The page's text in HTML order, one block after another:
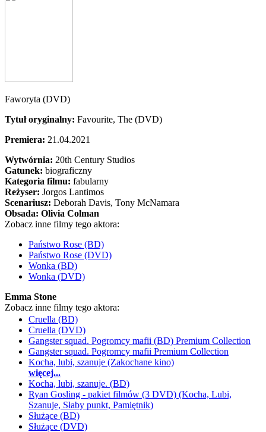
Faworyta (DVD)
Tytuł oryginalny: Favourite, The (DVD)
Premiera: 21.04.2021
Wytwórnia: 20th Century Studios
Gatunek: biograficzny
Kategoria filmu: fabularny
Reżyser: Jorgos Lantimos
Scenariusz: Deborah Davis, Tony McNamara
Obsada: Olivia Colman
Zobacz inne filmy tego aktora:
Państwo Rose (BD)
Państwo Rose (DVD)
Wonka (BD)
Wonka (DVD)
Emma Stone
Zobacz inne filmy tego aktora:
Cruella (BD)
Cruella (DVD)
Gangster squad. Pogromcy mafii (BD) Premium Collection
Gangster squad. Pogromcy mafii Premium Collection
Kocha, lubi, szanuje (Zakochane kino)
więcej...
Kocha, lubi, szanuje. (BD)
Ryan Gosling - pakiet filmów (3 DVD) (Kocha, Lubi,
Szanuje, Słaby punkt, Pamiętnik)
Służące (BD)
Służące (DVD)